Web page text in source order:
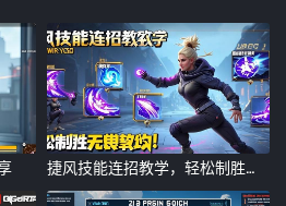
捷风技能连招教学，轻松制胜无畏契约！捷风技能连招教学，无畏契约制胜指南